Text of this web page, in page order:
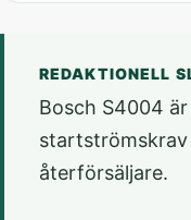
REDAKTIONELL
Bosch S4004
startströmskrav
återförsäljare.